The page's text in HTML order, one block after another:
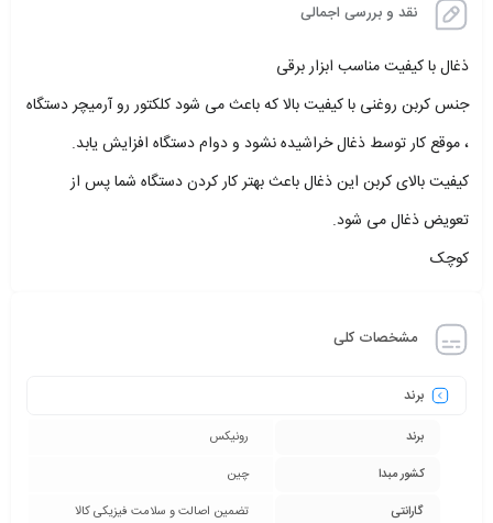
نقد و بررسی اجمالی
ذغال با کیفیت مناسب ابزار برقی
جنس کربن روغنی با کیفیت بالا که باعث می شود کلکتور رو آرمیچر دستگاه
، موقع کار توسط ذغال خراشیده نشود و دوام دستگاه افزایش یابد.
کیفیت بالای کربن این ذغال باعث بهتر کار کردن دستگاه شما پس از
تعویض ذغال می شود.
کوچک
مشخصات کلی
برند
برند
رونیکس
کشور مبدا
چین
گارانتی
تضمین اصالت و سلامت فیزیکی کالا